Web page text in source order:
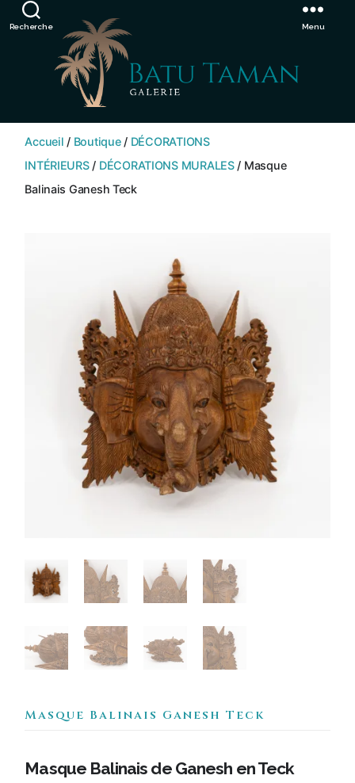
Showroom de Bali, décorations extérieurs et intérieurs Ignorer
Recherche
TAMAN
Menu
Accueil / Boutique/ DÉCORATIONS
INTÉRIEURS/ DÉCORATIONS MURALES/ Masque
Balinais Ganesh Teck
Masque Balinais Ganesh Teck
Masque Balinais de Ganesh en Teck